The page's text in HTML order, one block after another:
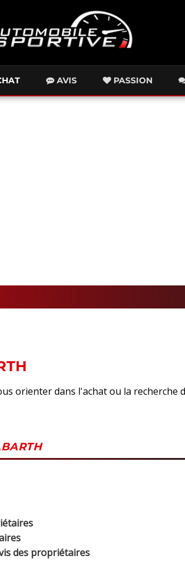
AVIS PASSION
orienter dans l'achat ou la recherche
des propriétaires